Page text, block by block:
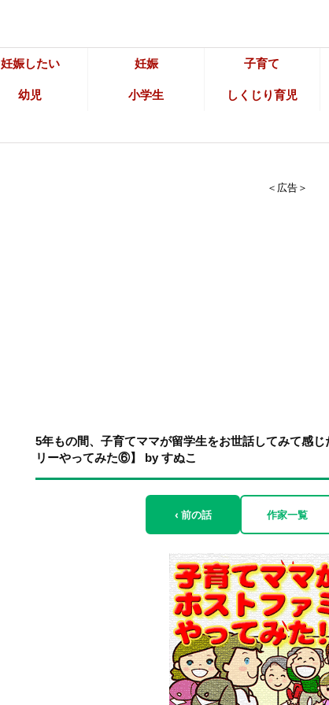
妊娠したい 妊娠 子育て
幼児 小学生 しくじり育児
＜広告＞
5年もの間、子育てママが留学生をお世話してみて感
リーやってみた⑥】 by すぬこ
‹ 前の話 作家一覧